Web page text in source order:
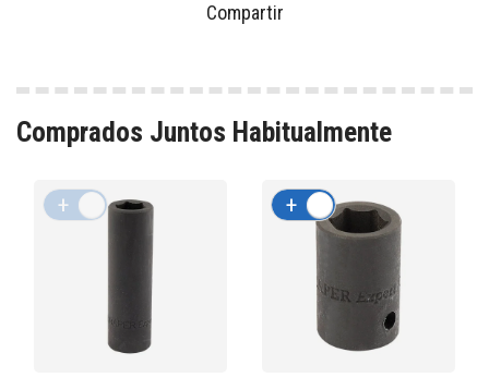
Compartir
Comprados Juntos Habitualmente
+ - + -